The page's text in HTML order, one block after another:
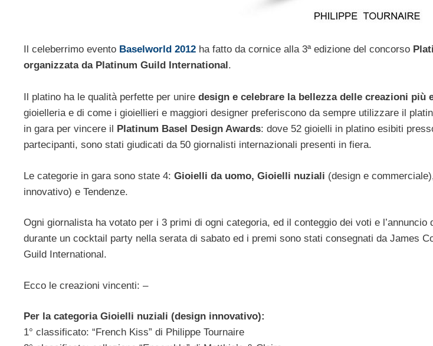
Il celeberrimo evento Baselworld 2012 ha fatto da cornice alla 3ª edizione del concorso
organizzata da Platinum Guild International.
Il platino ha le qualità perfette per unire design e celebrare la bellezza delle creazioni più
gioielleria e di come i gioiellieri e maggiori designer preferiscono da sempre utilizzare il
in gara per vincere il Platinum Basel Design Awards: dove 52 gioielli in platino esibiti
partecipanti, sono stati giudicati da 50 giornalisti internazionali presenti in fiera.
Le categorie in gara sono state 4: Gioielli da uomo, Gioielli nuziali (design e
innovativo) e Tendenze.
Ogni giornalista ha votato per i 3 primi di ogni categoria, ed il conteggio dei voti e l’annuncio
durante un cocktail party nella serata di sabato ed i premi sono stati consegnati da James
Guild International.
Ecco le creazioni vincenti: –
Per la categoria Gioielli nuziali (design innovativo):
1° classificato: “French Kiss” di Philippe Tournaire